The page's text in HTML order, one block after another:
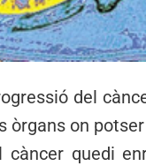
del
òrgans on
càncer quedi